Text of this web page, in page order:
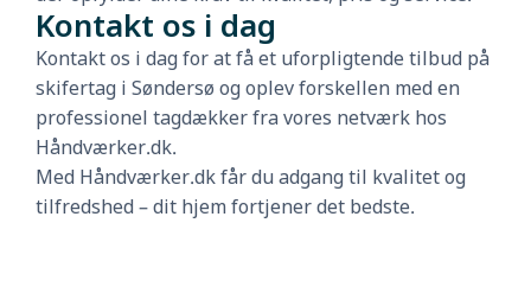
Kontakt os i dag
Kontakt os i dag for at få et uforpligtende tilbud på
skifertag i Søndersø og oplev forskellen med en
professionel tagdækker fra vores netværk hos
Håndværker.dk.
Med Håndværker.dk får du adgang til kvalitet og
tilfredshed – dit hjem fortjener det bedste.